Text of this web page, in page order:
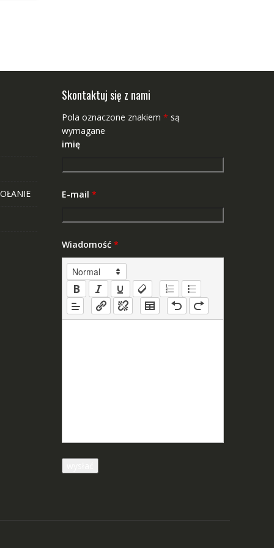
Skontaktuj się z nami
Pola oznaczone znakiem * są
wymagane
imię
E-mail *
Wiadomość *